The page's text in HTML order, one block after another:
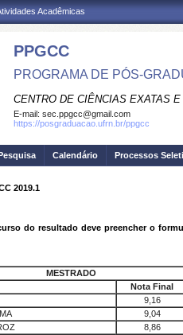
Acadêmicas
PPGCC
PROGRAMA DE PÓS-
CENTRO DE CIÊNCIAS EXATAS
E-mail: sec.ppgcc@gmail.com
https://posgraduacao.ufrn.br/ppgcc
Calendário Processos
2019.1
do resultado deve preencher o
MESTRADO
Nota Final
9,16
9,04
8,86